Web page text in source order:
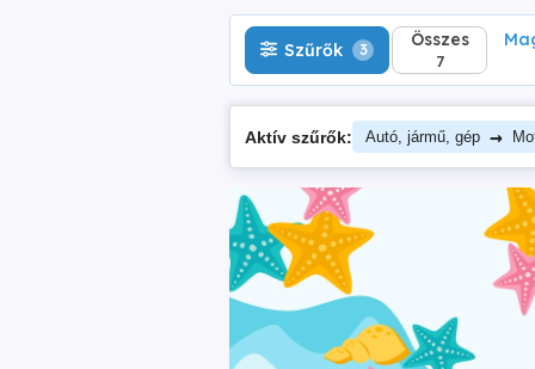
Szűrők 3 Összes
7
Aktív szűrők: Autó, jármű, gép →